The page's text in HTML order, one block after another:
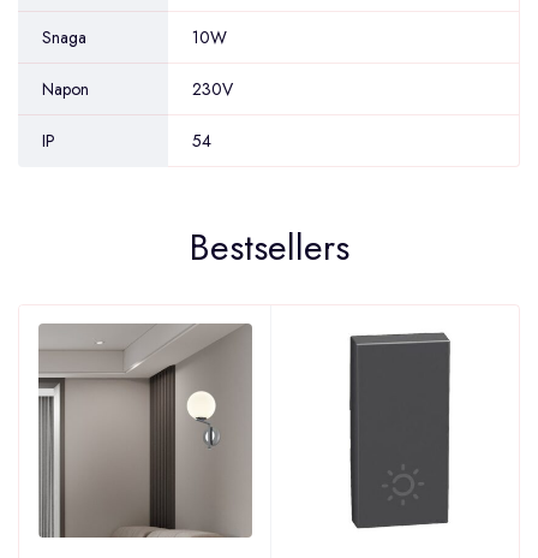
Snaga 10W
Napon 230V
IP 54
Bestsellers